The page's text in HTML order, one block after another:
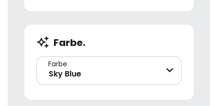
Farbe.
Farbe
Sky Blue